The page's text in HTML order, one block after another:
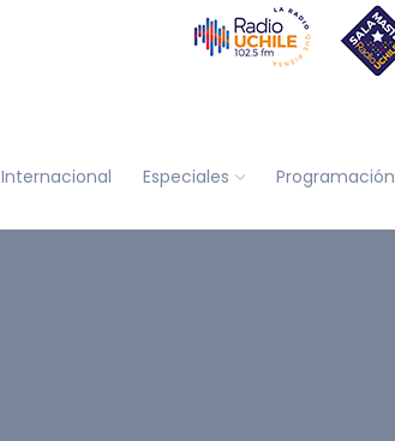
Internacional Especiales Programación